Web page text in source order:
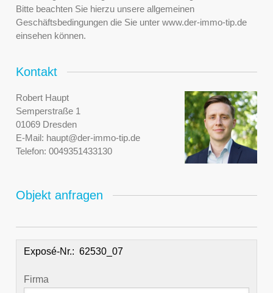
Bitte beachten Sie hierzu unsere allgemeinen
Geschäftsbedingungen die Sie unter www.der-immo-tip.de
einsehen können.
Kontakt
Robert Haupt
Semperstraße 1
01069 Dresden
E-Mail: haupt@der-immo-tip.de
Telefon: 0049351433130
Objekt anfragen
Exposé-Nr.:
Firma